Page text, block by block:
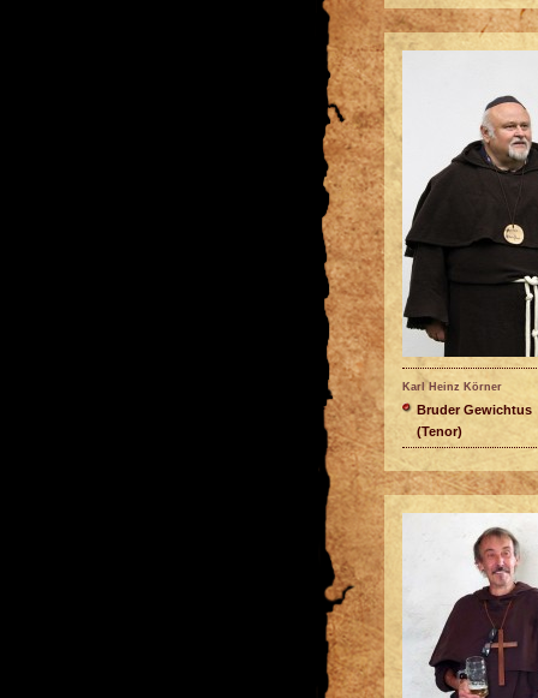
Karl Heinz Körner
Bruder Gewichtus
(Tenor)